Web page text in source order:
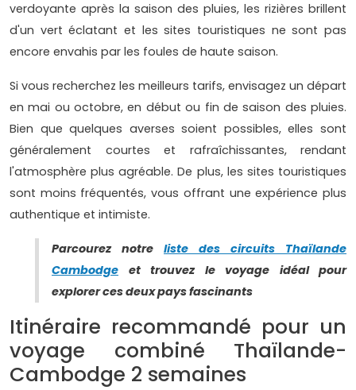
verdoyante après la saison des pluies, les rizières brillent
d'un vert éclatant et les sites touristiques ne sont pas
encore envahis par les foules de haute saison.
Si vous recherchez les meilleurs tarifs, envisagez un départ
en mai ou octobre, en début ou fin de saison des pluies.
Bien que quelques averses soient possibles, elles sont
généralement courtes et rafraîchissantes, rendant
l'atmosphère plus agréable. De plus, les sites touristiques
sont moins fréquentés, vous offrant une expérience plus
authentique et intimiste.
Parcourez notre liste des circuits Thaïlande
Cambodge et trouvez le voyage idéal pour
explorer ces deux pays fascinants
Itinéraire recommandé pour un
voyage combiné Thaïlande-
Cambodge 2 semaines